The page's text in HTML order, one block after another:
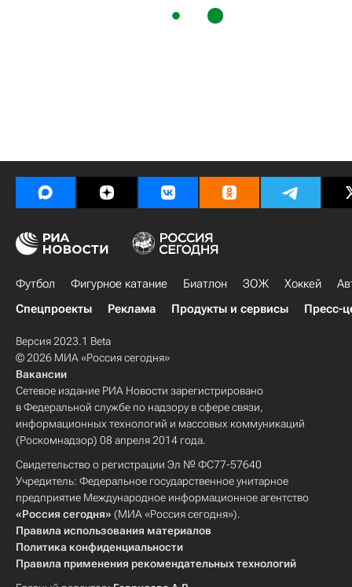
Футбол Фигурное катание Биатлон ЗОЖ Хоккей
Спецпроекты
Реклама Продукты и сервисы Пресс-
Версия 2023.1 Beta
© 2026 МИА «Россия сегодня»
Вакансии
Сетевое издание РИА Новости зарегистрировано
в Федеральной службе по надзору в сфере связи,
информационных технологий и массовых коммуникаций
(Роскомнадзор) 08 апреля 2014 года.
Свидетельство о регистрации Эл № ФС77-57640
Учредитель: Федеральное государственное унитарное
предприятие Международное информационное агентство
«Россия сегодня» (МИА «Россия сегодня»).
Правила использования материалов
Политика конфиденциальности
Правила применения рекомендательных технологий